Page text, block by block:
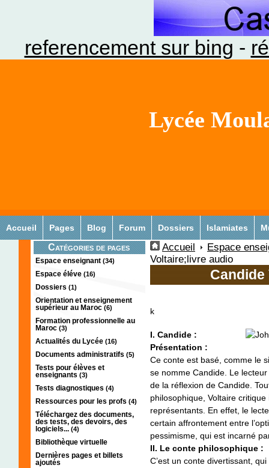
referencement sur bing -
Lycée
Accueil Pages Blog Forum Dossiers Islamiates
Catégories de pages
Espace enseignant (34)
Espace éléve (16)
Dossiers (1)
Orientation et enseignement
supérieur au Maroc (6)
Formation professionnelle au
Maroc (3)
Actualités du Lycée (16)
Documents administratifs (5)
Tests pour élèves et
enseignants (3)
Tests diagnostiques (4)
Ressources pour les profs (4)
Téléchargez des documents,
des tests, des devoirs, des
logiciels... (4)
Bibliothèque virtuelle
Dernières pages et billets
ajoutés
Accueil
Espace
Voltaire;livre audio
k
I. Candide :
Présentation :
Ce conte est basé, comme le
se nomme Candide. Le
de la réflexion de Candide.
philosophique, Voltaire
représentants. En effet, le
certain affrontement entre
pessimisme, qui est incarné
II. Le conte philosophique :
C’est un conte divertissant,